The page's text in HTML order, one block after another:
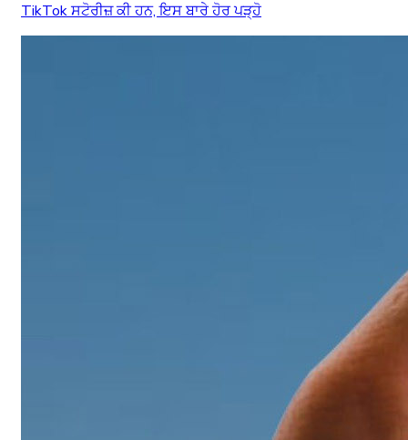
TikTok ਸਟੋਰੀਜ਼ ਕੀ ਹਨ, ਇਸ ਬਾਰੇ ਹੋਰ ਪੜ੍ਹੋ